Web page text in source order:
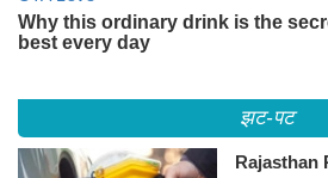
झट-पट
Rajasthan